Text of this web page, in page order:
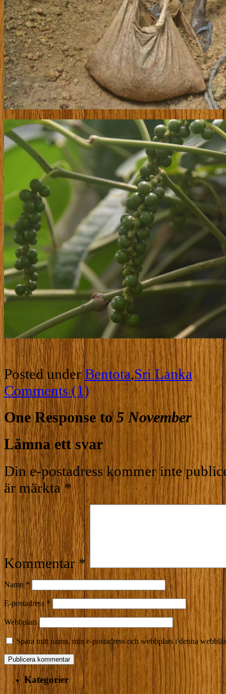
Posted underBentota,Sri Lanka
Comments (1)
One Response to5 November
Lämna ett svar
Din e-postadress kommer inte
är märkta*
Kommentar*
Namn *
E-postadress *
Webbplats
Spara mitt namn, min e-postadress och webbplats i denna
Kategorier